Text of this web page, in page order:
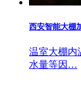
西安智能大棚
温室大棚内
水量等因…